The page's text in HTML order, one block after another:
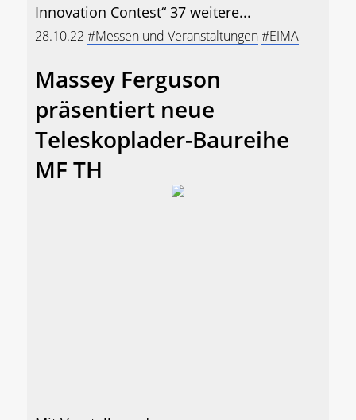
Innovation Contest“ 37 weitere...
28.10.22 #Messen und Veranstaltungen#EIMA
Massey Ferguson
präsentiert neue
Teleskoplader-Baureihe
MF TH